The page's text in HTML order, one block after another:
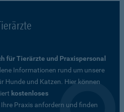
für Tierärzte und Praxispersonal
Informationen rund um unsere
Hunde und Katzen. Hier können
kostenloses
Praxis anfordern und finden